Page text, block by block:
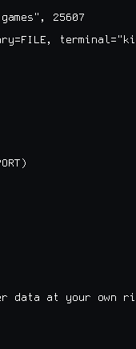
25607
data at your own